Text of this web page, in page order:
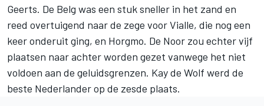
Geerts. De Belg was een stuk sneller in het zand en
reed overtuigend naar de zege voor Vialle, die nog een
keer onderuit ging, en Horgmo. De Noor zou echter vijf
plaatsen naar achter worden gezet vanwege het niet
voldoen aan de geluidsgrenzen. Kay de Wolf werd de
beste Nederlander op de zesde plaats.